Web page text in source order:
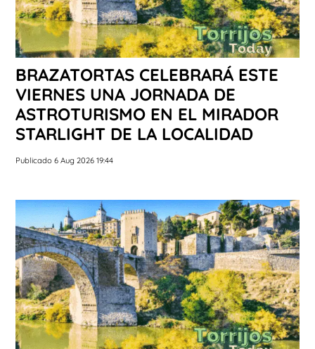
BRAZATORTAS CELEBRARÁ ESTE
VIERNES UNA JORNADA DE
ASTROTURISMO EN EL MIRADOR
STARLIGHT DE LA LOCALIDAD
Publicado 6 Aug 2026 19:44